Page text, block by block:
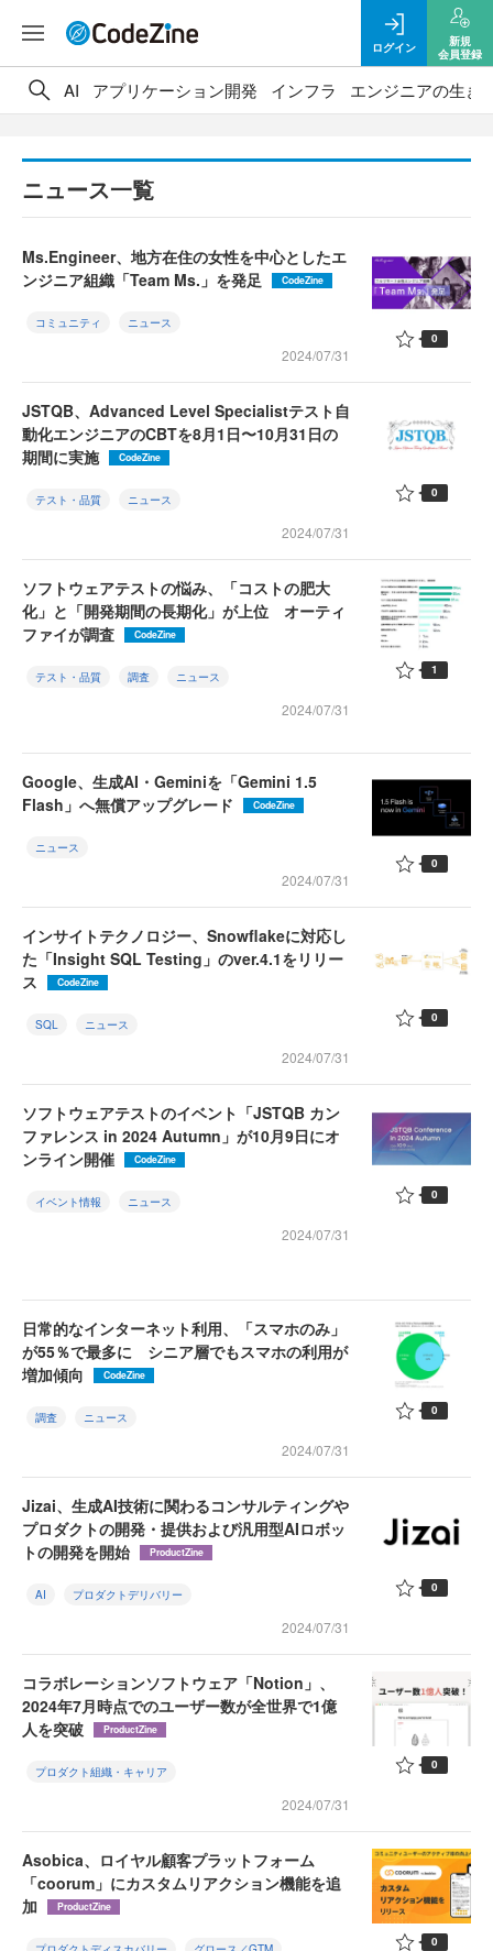
ログイン
新規
会員登録
AI アプリケーション開発 インフラ エンジニアの生き
ニュース一覧
Ms.Engineer、地方在住の女性を中心としたエ
ンジニア組織「Team Ms.」を発足
CodeZine
コミュニティ ニュース
2024/07/31
0
JSTQB、Advanced Level Specialistテスト自
動化エンジニアのCBTを8月1日〜10月31日の
期間に実施
CodeZine
テスト・品質 ニュース
2024/07/31
0
ソフトウェアテストの悩み、「コストの肥大
化」と「開発期間の長期化」が上位 オーティ
ファイが調査
CodeZine
テスト・品質 調査 ニュース
2024/07/31
1
Google、生成AI・Geminiを「Gemini 1.5
Flash」へ無償アップグレード
CodeZine
ニュース
2024/07/31
0
インサイトテクノロジー、Snowflakeに対応し
た「Insight SQL Testing」のver.4.1をリリー
ス
CodeZine
SQL ニュース
2024/07/31
0
ソフトウェアテストのイベント「JSTQB カン
ファレンス in 2024 Autumn」が10月9日にオ
ンライン開催
CodeZine
イベント情報 ニュース
2024/07/31
0
日常的なインターネット利用、「スマホのみ」
が55％で最多に シニア層でもスマホの利用が
増加傾向
CodeZine
調査 ニュース
2024/07/31
0
Jizai、生成AI技術に関わるコンサルティングや
プロダクトの開発・提供および汎用型AIロボッ
トの開発を開始
ProductZine
AI プロダクトデリバリー
2024/07/31
0
コラボレーションソフトウェア「Notion」、
2024年7月時点でのユーザー数が全世界で1億
人を突破
ProductZine
プロダクト組織・キャリア
2024/07/31
0
Asobica、ロイヤル顧客プラットフォーム
「coorum」にカスタムリアクション機能を追
加
ProductZine
0